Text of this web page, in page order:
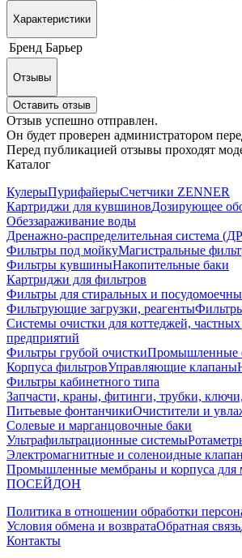
Характеристики
Бренд Барьер
Отзывы
Оставить отзыв
Отзыв успешно отправлен.
Он будет проверен администратором
Перед публикацией отзывы проходят
Каталог
КулерыПурифайерыСчетчики ZENNER
Картриджи для кувшиновДозирующее
Обеззараживание воды
Дренажно-распределительная система
Фильтры под мойкуМагистральные
Фильтры кувшиныНакопительные баки
Картриджи для фильтров
Фильтры для стиральных и
Фильтрующие загрузки, реагенты
Системы очистки для коттеджей,
предприятий
Фильтры грубой очисткиПромышленные
Корпуса фильтровУправляющие клапаны
Фильтры кабинетного типа
Запчасти, краны, фитинги, трубки,
Питьевые фонтанчикиОчистители и
Солевые и марганцовочные баки
Ультрафильтрационные системы
Электромагнитные и соленоидные
Промышленные мембраны и корпуса для
ПОСЕЙДОН
Политика в отношении обработки
Условия обмена и возвратаОбратная связь
Контакты